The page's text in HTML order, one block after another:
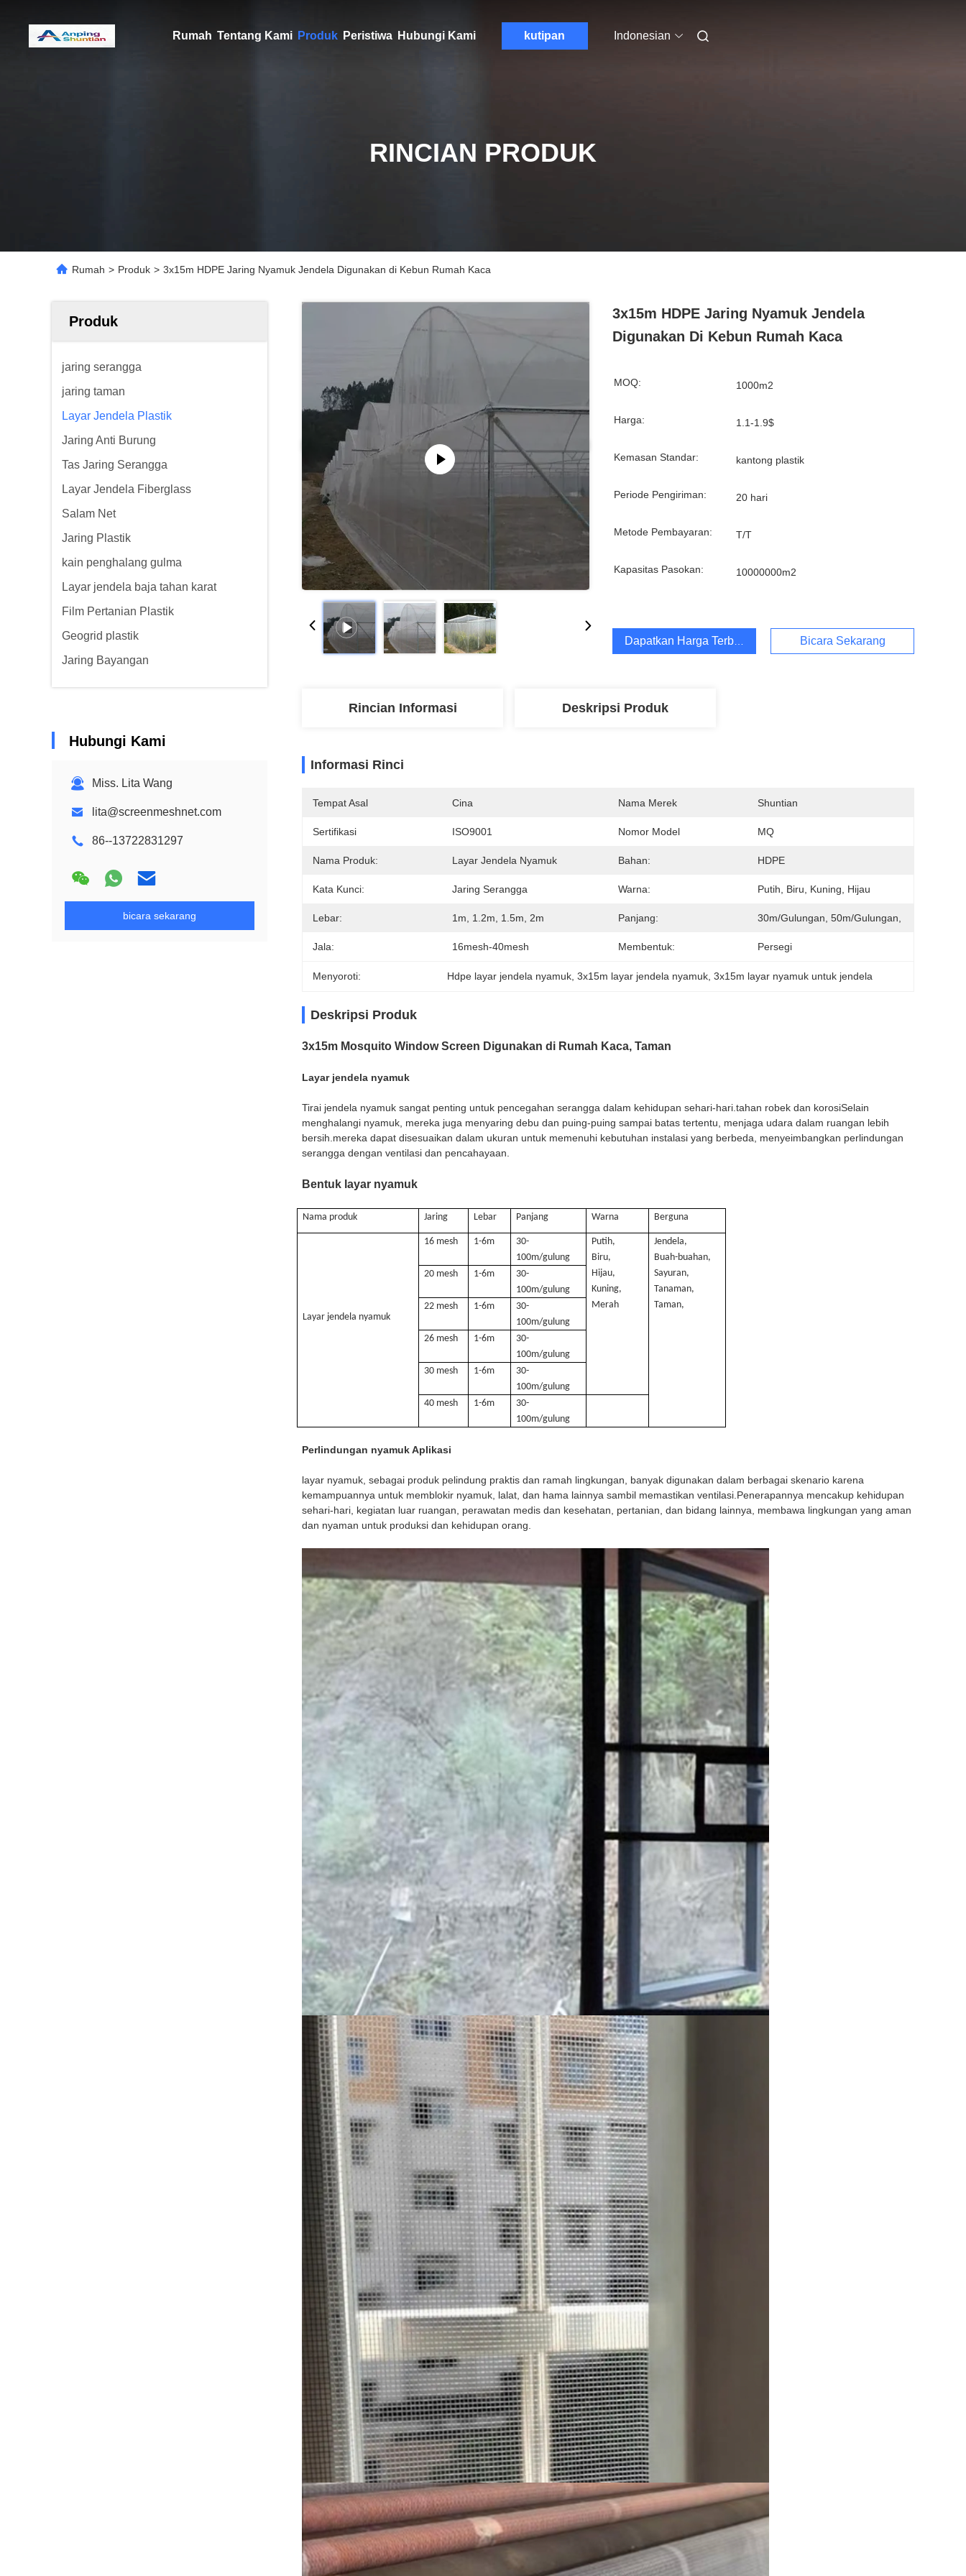
Rumah Tentang Kami Produk Peristiwa Hubungi Kami kutipan Indonesian
RINCIAN PRODUK
Rumah > Produk > 3x15m HDPE Jaring Nyamuk Jendela Digunakan di Kebun Rumah Kaca
Produk
jaring serangga
jaring taman
Layar Jendela Plastik
Jaring Anti Burung
Tas Jaring Serangga
Layar Jendela Fiberglass
Salam Net
Jaring Plastik
kain penghalang gulma
Layar jendela baja tahan karat
Film Pertanian Plastik
Geogrid plastik
Jaring Bayangan
Hubungi Kami
Miss. Lita Wang
lita@screenmeshnet.com
86--13722831297
bicara sekarang
3x15m HDPE Jaring Nyamuk Jendela
Digunakan Di Kebun Rumah Kaca
MOQ: 1000m2
Harga: 1.1-1.9$
Kemasan Standar: kantong plastik
Periode Pengiriman: 20 hari
Metode Pembayaran: T/T
Kapasitas Pasokan: 10000000m2
Dapatkan Harga Terbaik Bicara Sekarang
Rincian Informasi Deskripsi Produk
Informasi Rinci
Tempat Asal Cina Nama Merek Shuntian
Sertifikasi ISO9001 Nomor Model MQ
Nama Produk: Layar Jendela Nyamuk Bahan: HDPE
Kata Kunci: Jaring Serangga Warna: Putih, Biru, Kuning, Hijau
Lebar: 1m, 1.2m, 1.5m, 2m Panjang: 30m/gulungan, 50m/gulungan,
Jala: 16mesh-40mesh Membentuk: Persegi
Menyoroti: Hdpe layar jendela nyamuk , 3x15m layar jendela nyamuk , 3x15m layar nyamuk untuk jendela
Deskripsi Produk
3x15m Mosquito Window Screen Digunakan di Rumah Kaca, Taman
Layar jendela nyamuk
Tirai jendela nyamuk sangat penting untuk pencegahan serangga dalam kehidupan sehari-hari.tahan robek dan korosiSelain
menghalangi nyamuk, mereka juga menyaring debu dan puing-puing sampai batas tertentu, menjaga udara dalam ruangan lebih
bersih.mereka dapat disesuaikan dalam ukuran untuk memenuhi kebutuhan instalasi yang berbeda, menyeimbangkan perlindungan
serangga dengan ventilasi dan pencahayaan.
Bentuk layar nyamuk
Nama produk Jaring Lebar Panjang Warna Berguna
Layar jendela nyamuk
16 mesh 1-6m
30-
100m/gulung
Putih,
Biru,
Hijau,
Kuning,
Merah
Jendela,
Buah-buahan,
Sayuran,
Tanaman,
Taman,
20 mesh 1-6m
30-
100m/gulung
22 mesh
1-6m
30-
100m/gulung
26 mesh
1-6m
30-
100m/gulung
30 mesh
1-6m
30-
100m/gulung
40 mesh
1-6m
30-
100m/gulung
Perlindungan nyamuk Aplikasi
layar nyamuk, sebagai produk pelindung praktis dan ramah lingkungan, banyak digunakan dalam berbagai skenario karena
kemampuannya untuk memblokir nyamuk, lalat, dan hama lainnya sambil memastikan ventilasi.Penerapannya mencakup kehidupan
sehari-hari, kegiatan luar ruangan, perawatan medis dan kesehatan, pertanian, dan bidang lainnya, membawa lingkungan yang aman
dan nyaman untuk produksi dan kehidupan orang.